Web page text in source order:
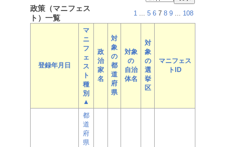
政策（マニフェス
ト）一覧
1 ... 5 6 7 8 9 ... 108
登録年月日
マ
ニ
フ
ェ
ス
ト
種
別
▲
政
治
家
名
対
象
の
都
道
府
県
対象
の
自治
体名
対
象
の
選
挙
区
マニフェス
トID
都
道
府
県